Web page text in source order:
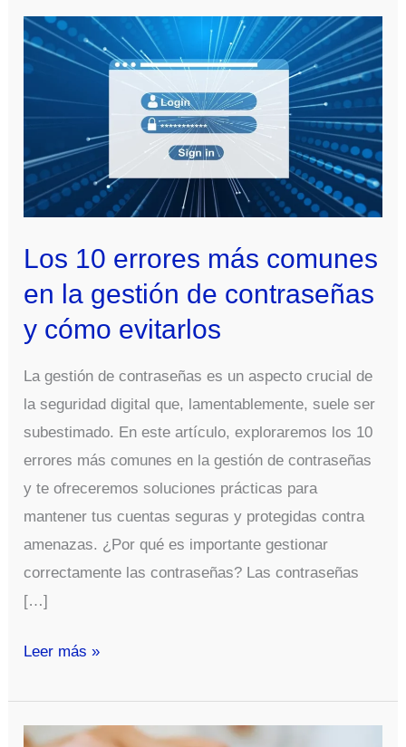
Los 10 errores más comunes
en la gestión de contraseñas
y cómo evitarlos
La gestión de contraseñas es un aspecto crucial de
la seguridad digital que, lamentablemente, suele ser
subestimado. En este artículo, exploraremos los 10
errores más comunes en la gestión de contraseñas
y te ofreceremos soluciones prácticas para
mantener tus cuentas seguras y protegidas contra
amenazas. ¿Por qué es importante gestionar
correctamente las contraseñas? Las contraseñas
[…]
Los
errores
más
Leer más »